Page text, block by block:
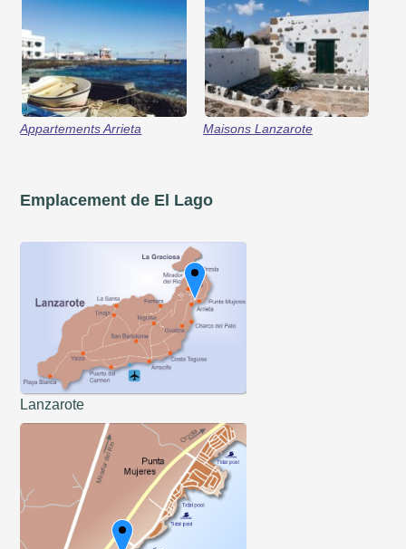
Appartements Arrieta Maisons Lanzarote
Emplacement de El Lago
Lanzarote